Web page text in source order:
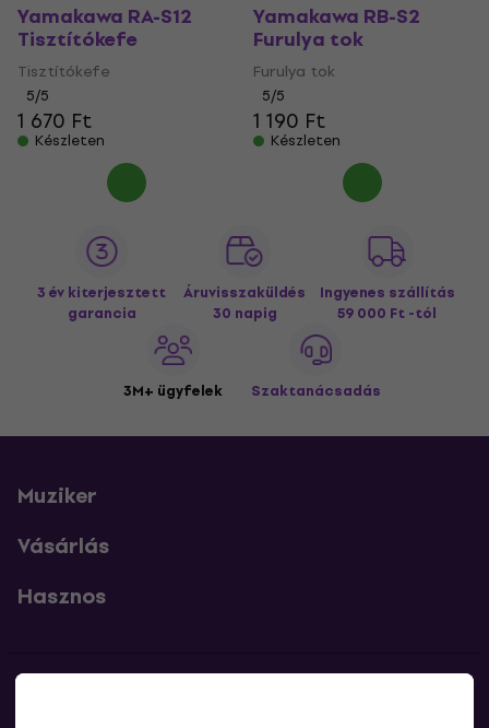
Yamakawa RA-S12
Tisztítókefe
Tisztítókefe
5/5
1 670 Ft
Készleten
Yamakawa RB-S2
Furulya tok
Furulya tok
5/5
1 190 Ft
Készleten
3 év kiterjesztett
garancia
Áruvisszaküldés
30 napig
Ingyenes szállítás
59 000 Ft -tól
3M+ ügyfelek Szaktanácsadás
Muziker
Vásárlás
Hasznos